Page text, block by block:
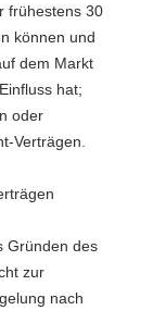
frühestens 30
können und
dem Markt
hat;
oder
Verträgen.
Gründen des
zur
nach